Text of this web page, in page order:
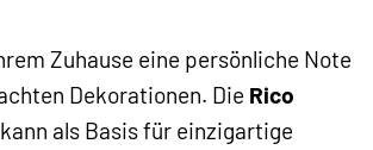
Zuhause eine persönliche Note
Dekorationen. Die Rico
kann als Basis für einzigartige